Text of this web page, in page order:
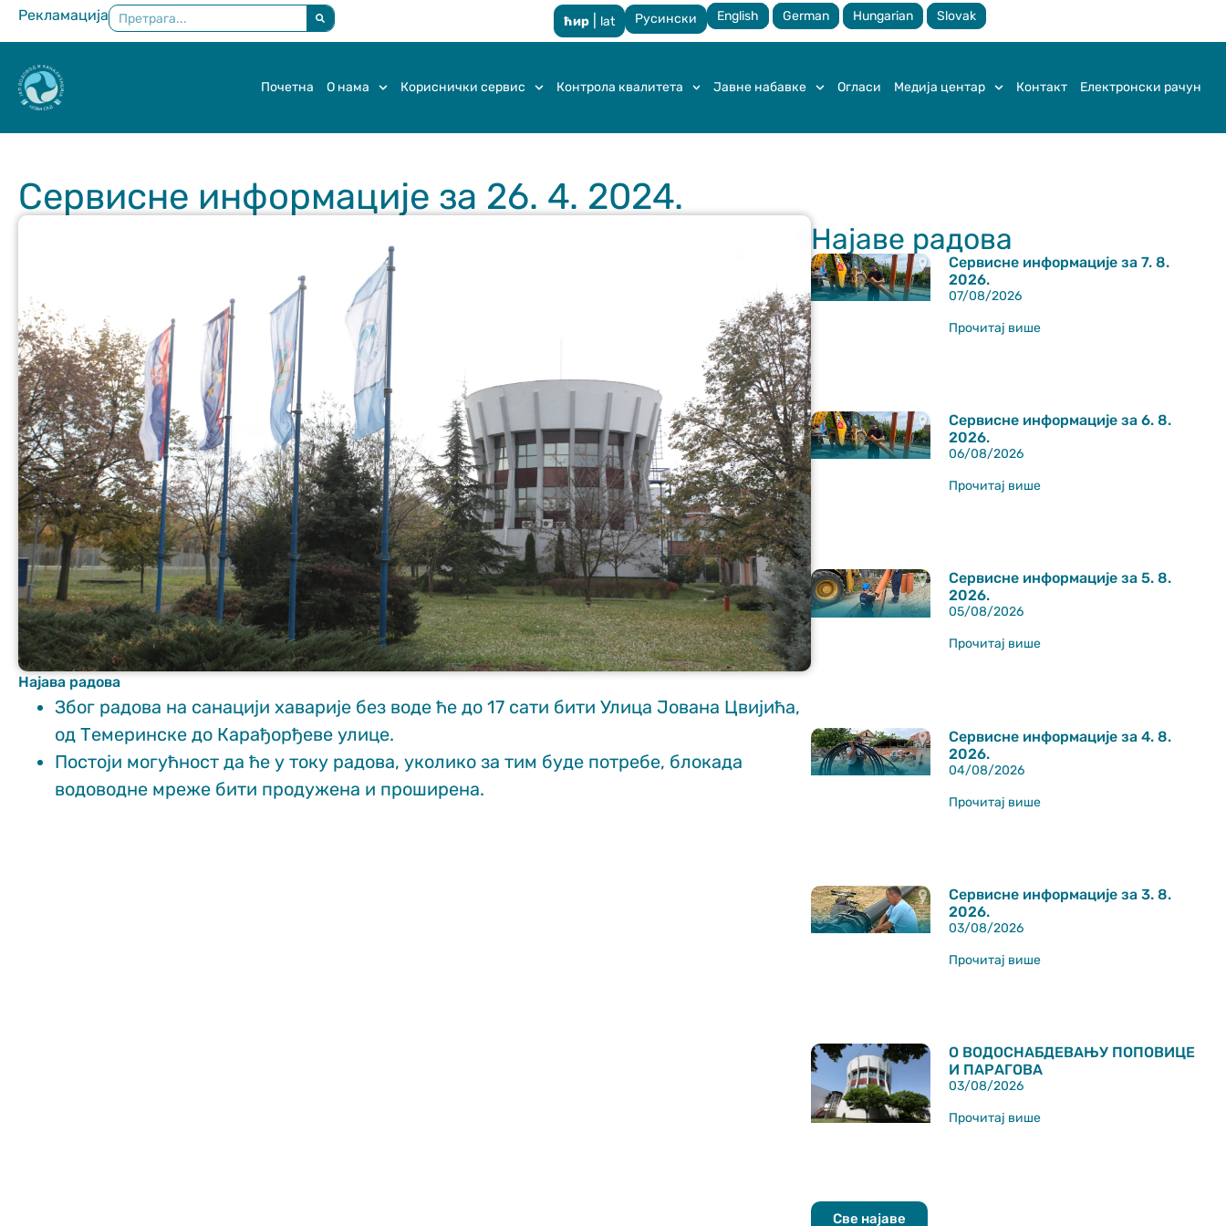
Рекламација ћир| lat Русински English German Hungarian Slovak
Почетна О нама Кориснички сервис Контрола квалитета Јавне набавке Огласи Медија центар Контакт Електронски рачун
Најаве радова
Сервисне информације за 7. 8.
2026.
07/08/2026
Прочитај више
Сервисне информације за 6. 8.
2026.
06/08/2026
Прочитај више
Сервисне информације за 5. 8.
2026.
05/08/2026
Прочитај више
Сервисне информације за 4. 8.
2026.
04/08/2026
Прочитај више
Сервисне информације за 3. 8.
2026.
03/08/2026
Прочитај више
О ВОДОСНАБДЕВАЊУ ПОПОВИЦЕ
И ПАРАГОВА
03/08/2026
Прочитај више
Све најаве
Сервисне информације за 26. 4. 2024.
Најава радова
Због радова на санацији хаварије без воде ће до 17 сати бити Улица Јована Цвијића,
од Темеринске до Карађорђеве улице.
Постоји могућност да ће у току радова, уколико за тим буде потребе, блокада
водоводне мреже бити продужена и проширена.
Неопходно
These
cookies are
not optional.
They are
needed for
the website
to function.
Статистика
In order for us
to improve